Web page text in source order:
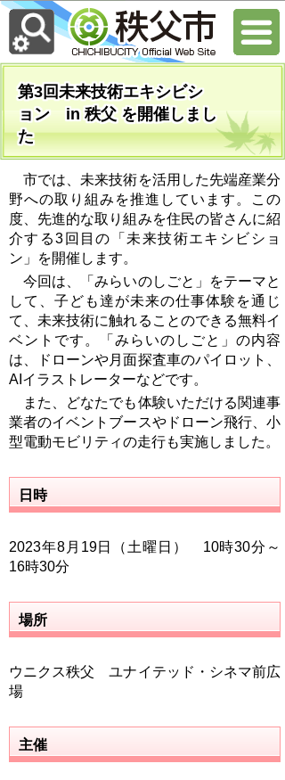
第3回未来技術エキシビシ
ョン in 秩父 を開催しまし
た
市では、未来技術を活用した先端産業分
野への取り組みを推進しています。この
度、先進的な取り組みを住民の皆さんに紹
介する3回目の「未来技術エキシビショ
ン」を開催します。
今回は、
「みらいのしごと」をテーマと
して、子ども達が未来の仕事体験を通じ
て、未来技術に触れることのできる無料イ
ベントです。「みらいのしごと」の内容
は、ドローンや月面探査車のパイロット、
AIイラストレーターなどです。
また、どなたでも体験いただける関連事
業者のイベントブースやドローン飛行、小
型電動モビリティの走行も実施しました。
日時
2023年8月19日（土曜日） 10時30分～
16時30分
場所
ウニクス秩父 ユナイテッド・シネマ前広
場
主催